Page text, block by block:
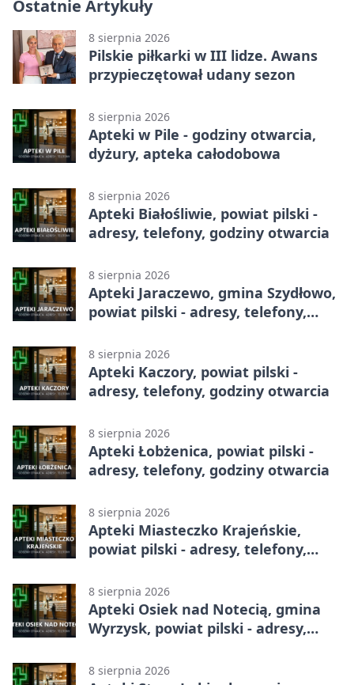
Ostatnie Artykuły
8 sierpnia 2026
Pilskie piłkarki w III lidze. Awans
przypieczętował udany sezon
8 sierpnia 2026
Apteki w Pile - godziny otwarcia,
dyżury, apteka całodobowa
8 sierpnia 2026
Apteki Białośliwie, powiat pilski -
adresy, telefony, godziny otwarcia
8 sierpnia 2026
Apteki Jaraczewo, gmina Szydłowo,
powiat pilski - adresy, telefony,
8 sierpnia 2026
Apteki Kaczory, powiat pilski -
adresy, telefony, godziny otwarcia
8 sierpnia 2026
Apteki Łobżenica, powiat pilski -
adresy, telefony, godziny otwarcia
8 sierpnia 2026
Apteki Miasteczko Krajeńskie,
powiat pilski - adresy, telefony,
8 sierpnia 2026
Apteki Osiek nad Notecią, gmina
Wyrzysk, powiat pilski - adresy,
8 sierpnia 2026